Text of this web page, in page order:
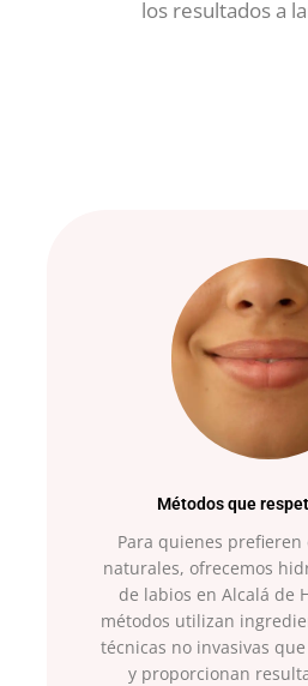
los resultados a
Métodos que
Para quienes prefieren
naturales, ofrecemos
de labios en Alcalá de
métodos utilizan
técnicas no invasivas
y proporcionan